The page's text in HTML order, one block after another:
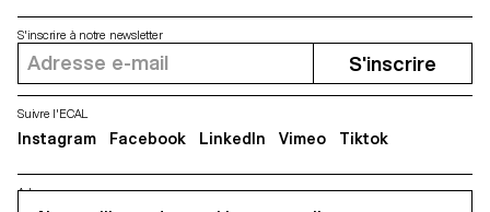
Adresse
S'inscrire à notre newsletter
S'inscrire
Suivre l'ECAL
Instagram Facebook LinkedIn Vimeo Tiktok